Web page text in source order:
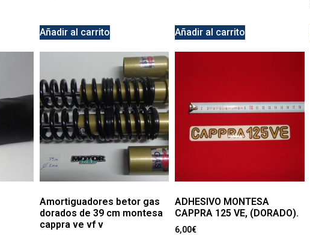
Añadir al carrito Añadir al carrito
Amortiguadores betor gas
dorados de 39 cm montesa
cappra ve vf v
ADHESIVO MONTESA
CAPPRA 125 VE, (DORADO).
6,00€